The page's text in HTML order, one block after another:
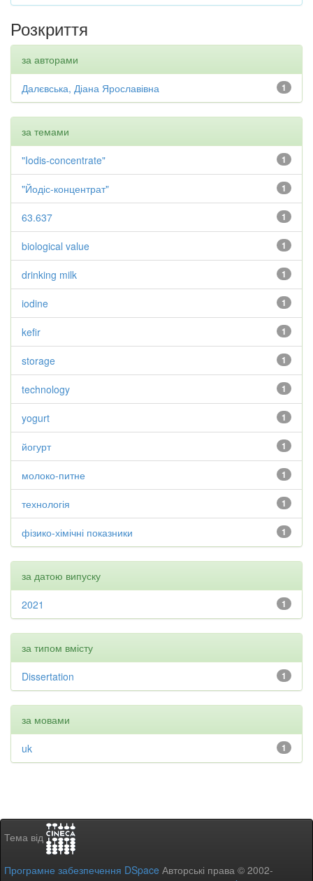
Розкриття
за авторами
1
Далєвська, Діана Ярославівна
за темами
1
"Iodis-concentrate"
1
"Йодіс-концентрат"
1
63.637
1
biological value
1
drinking milk
1
iodine
1
kefir
1
storage
1
technology
1
yogurt
1
йогурт
1
молоко-питне
1
технологія
1
фізико-хімічні показники
за датою випуску
1
2021
за типом вмісту
1
Dissertation
за мовами
1
uk
Тема від
Програмне забезпечення DSpace Авторські права © 2002-